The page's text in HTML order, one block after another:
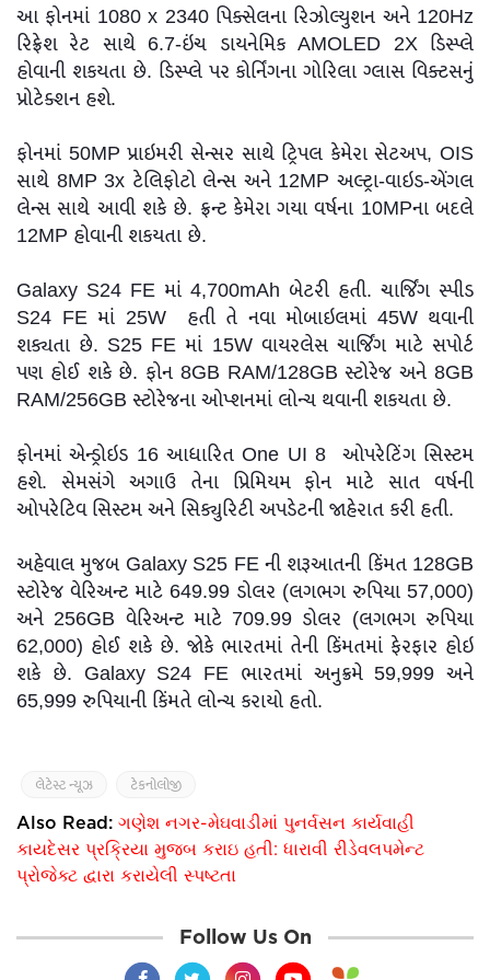
આ ફોનમાં 1080 x 2340 પિક્સેલના રિઝોલ્યુશન અને 120Hz
રિફ્રેશ રેટ સાથે 6.7-ઇંચ ડાયનેમિક AMOLED 2X ડિસ્પ્લે
હોવાની શકયતા છે. ડિસ્પ્લે પર કોર્નિંગના ગોરિલા ગ્લાસ વિક્ટસનું
પ્રોટેક્શન હશે.
ફોનમાં 50MP પ્રાઇમરી સેન્સર સાથે ટ્રિપલ કેમેરા સેટઅપ, OIS
સાથે 8MP 3x ટેલિફોટો લેન્સ અને 12MP અલ્ટ્રા-વાઇડ-એંગલ
લેન્સ સાથે આવી શકે છે. ફ્રન્ટ કેમેરા ગયા વર્ષના 10MPના બદલે
12MP હોવાની શકયતા છે.
Galaxy S24 FE માં 4,700mAh બેટરી હતી. ચાર્જિંગ સ્પીડ
S24 FE માં 25W હતી તે નવા મોબાઇલમાં 45W થવાની
શક્યતા છે. S25 FE માં 15W વાયરલેસ ચાર્જિંગ માટે સપોર્ટ
પણ હોઈ શકે છે. ફોન 8GB RAM/128GB સ્ટોરેજ અને 8GB
RAM/256GB સ્ટોરેજના ઓપ્શનમાં લોન્ચ થવાની શકયતા છે.
ફોનમાં એન્ડ્રોઇડ 16 આધારિત One UI 8 ઓપરેટિંગ સિસ્ટમ
હશે. સેમસંગે અગાઉ તેના પ્રિમિયમ ફોન માટે સાત વર્ષની
ઓપરેટિવ સિસ્ટમ અને સિક્યુરિટી અપડેટની જાહેરાત કરી હતી.
અહેવાલ મુજબ Galaxy S25 FE ની શરૂઆતની કિંમત 128GB
સ્ટોરેજ વેરિઅન્ટ માટે 649.99 ડોલર (લગભગ રુપિયા 57,000)
અને 256GB વેરિઅન્ટ માટે 709.99 ડોલર (લગભગ રુપિયા
62,000) હોઈ શકે છે. જોકે ભારતમાં તેની કિંમતમાં ફેરફાર હોઇ
શકે છે. Galaxy S24 FE ભારતમાં અનુક્રમે 59,999 અને
65,999 રુપિયાની કિંમતે લોન્ચ કરાયો હતો.
લેટેસ્ટ ન્યૂઝ ટેકનોલોજી
Also Read: ગણેશ નગર-મેઘવાડીમાં પુનર્વસન કાર્યવાહી
કાયદેસર પ્રક્રિયા મુજબ કરાઇ હતી: ધારાવી રીડેવલપમેન્ટ
પ્રોજેક્ટ દ્વારા કરાયેલી સ્પષ્ટતા
Follow Us On